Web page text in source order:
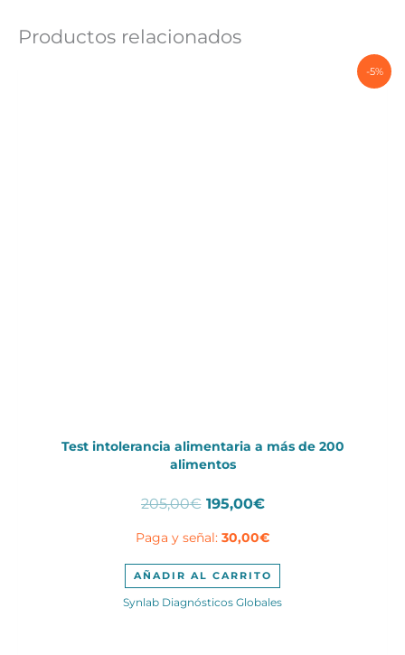
Productos relacionados
-5%
Test intolerancia alimentaria a más de 200
alimentos
205,00€ El
original
era:
205,00€.
195,00€El
actual
es:
195,00€.
Paga y señal: 30,00€
AÑADIR AL CARRITO
Synlab Diagnósticos Globales